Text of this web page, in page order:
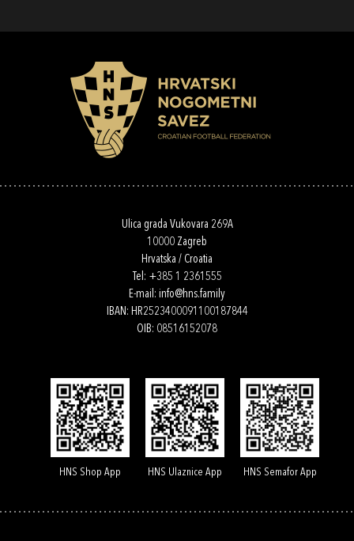
Ulica grada Vukovara 269A
10000 Zagreb
Hrvatska / Croatia
Tel: +385 1 2361555
E-mail: info@hns.family
IBAN: HR2523400091100187844
OIB: 08516152078
HNS Shop App HNS Ulaznice App HNS Semafor App